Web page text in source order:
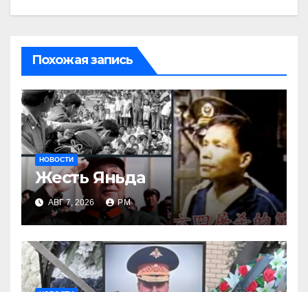
Похожая запись
НОВОСТИ
Жесть Яньда
АВГ 7, 2026 РМ